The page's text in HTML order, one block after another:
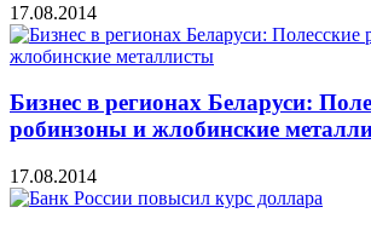
17.08.2014
Бизнес в регионах Беларуси:
робинзоны и жлобинские
17.08.2014